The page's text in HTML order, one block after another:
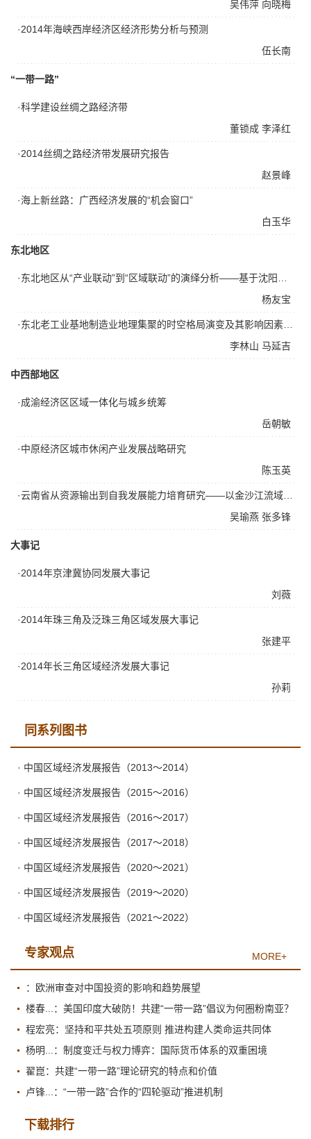
向晓梅
吴伟萍
伍长南
·2014年海峡西岸经济区经济形势分析与预测
“一带一路”
董锁成 李泽红
·科学建设丝绸之路经济带
赵景峰
·2014丝绸之路经济带发展研究报告
白玉华
·海上新丝路：广西经济发展的“机会窗口”
东北地区
杨友宝
·东北地区从“产业联动”到“区域联动”的演绎分析——基于沈阳经济区的思考
马延吉
李林山
·东北老工业基地制造业地理集聚的时空格局演变及其影响因素——以吉林省为例
中西部地区
岳朝敏
·成渝经济区区域一体化与城乡统筹
陈玉英
·中原经济区城市休闲产业发展战略研究
张多锋
吴瑜燕
·云南省从资源输出到自我发展能力培育研究——以金沙江流域为例
大事记
刘薇
·2014年京津冀协同发展大事记
张建平
·2014年珠三角及泛珠三角区域发展大事记
孙莉
·2014年长三角区域经济发展大事记
同系列图书
· 中国区域经济发展报告（2013～2014）
· 中国区域经济发展报告（2015～2016）
· 中国区域经济发展报告（2016～2017）
· 中国区域经济发展报告（2017～2018）
· 中国区域经济发展报告（2020～2021）
· 中国区域经济发展报告（2019～2020）
· 中国区域经济发展报告（2021～2022）
专家观点 MORE+
：欧洲审查对中国投资的影响和趋势展望
楼春...：美国印度大破防！共建“一带一路”倡议为何圈粉南亚？
程宏亮：坚持和平共处五项原则 推进构建人类命运共同体
杨明...：制度变迁与权力博弈：国际货币体系的双重困境
翟崑：共建“一带一路”理论研究的特点和价值
卢锋...：“一带一路”合作的“四轮驱动”推进机制
下载排行